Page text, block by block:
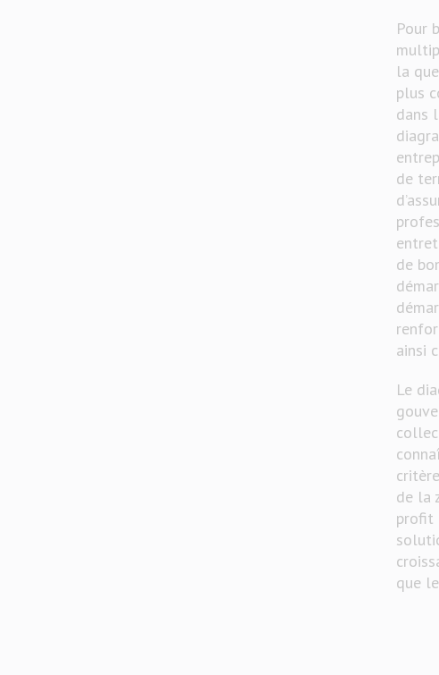
Pour
la
plus
dans
de
de
ainsi
Le
de la
profit
que